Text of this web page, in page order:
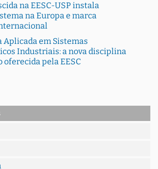
na EESC-USP instala
na Europa e marca
Aplicada em Sistemas
Industriais: a nova disciplina
oferecida pela EESC